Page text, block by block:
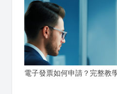
電子發票如何申請？完整教